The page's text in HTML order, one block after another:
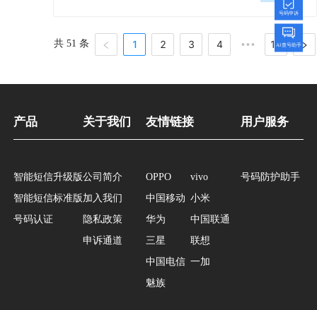
共 51 条 1 2 3 4 ••• 11
号码申诉
AI查号助手
产品
智能短信升级版
智能短信标准版
号码认证
关于我们
公司简介
加入我们
隐私政策
申诉通道
友情链接
OPPO
vivo
中国移动 小米
华为
中国联通
三星
联想
中国电信 一加
魅族
用户服务
号码防护助手